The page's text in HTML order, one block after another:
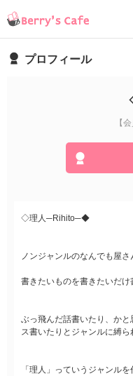
プロフィール
【
◇理人─Rihito─◆
ノンジャンルのなんでも屋さ
書きたいものを書きたいだけ
ぶっ飛んだ話書いたり、か
ス書いたりとジャンルに縛
「理人」っていうジャンル